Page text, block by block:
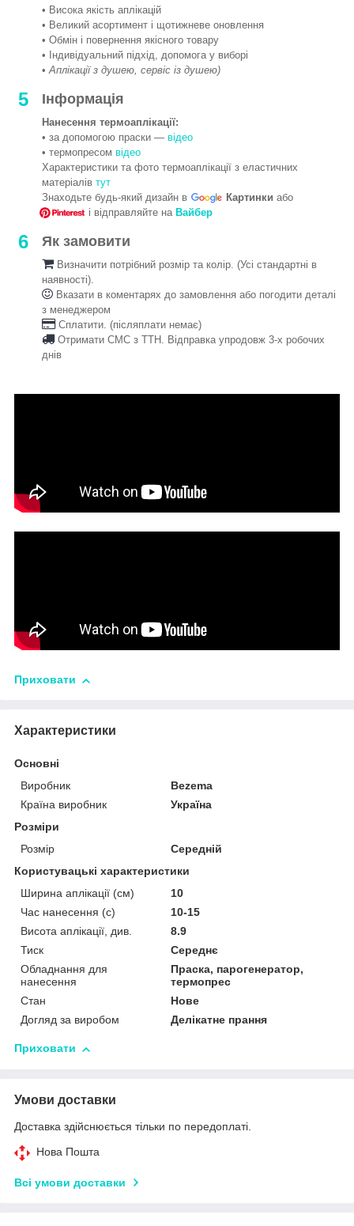
• Висока якість аплікацій
• Великий асортимент і щотижневе оновлення
• Обмін і повернення якісного товару
• Індивідуальний підхід, допомога у виборі
•Аплікації з душею, сервіс із душею)
5 Інформація
Нанесення термоаплікації:
• за допомогою праски — відео
• термопресом відео
Характеристики та фото термоаплікації з еластичних
матеріалів тут
Знаходьте будь-який дизайн в
Картинки або
і відправляйте на Вайбер
6 Як замовити
Визначити потрібний розмір та колір. (Усі стандартні в
наявності).
Вказати в коментарях до замовлення або погодити деталі
з менеджером
Сплатити. (післяплати немає)
Отримати СМС з ТТН. Відправка упродовж 3-х робочих
днів
Приховати
Характеристики
Основні
Виробник
Bezema
Країна виробник
Україна
Розміри
Розмір
Середній
Користувацькі характеристики
Ширина аплікації (см)
10
Час нанесення (с)
10-15
Висота аплікації, див.
8.9
Тиск
Середнє
Обладнання для
нанесення
Праска, парогенератор,
термопрес
Стан
Нове
Догляд за виробом
Делікатне прання
Приховати
Умови доставки
Доставка здійснюється тільки по передоплаті.
Нова Пошта
Всі умови доставки